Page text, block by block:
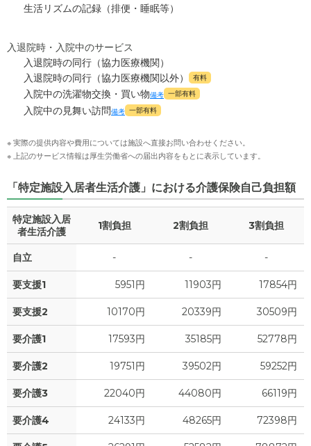
生活リズムの記録（排便・睡眠等）
入退院時・入院中のサービス
入退院時の同行（協力医療機関）
入退院時の同行（協力医療機関以外）
有料
入院中の洗濯物交換・買い物備考 一部有料
入院中の見舞い訪問備考 一部有料
※ 実際の提供内容や費用については施設へ直接お問い合わせください。
※ 上記のサービス情報は厚生労働省への届出内容をもとに表示しています。
「特定施設入居者生活介護」における介護保険自己負担額
特定施設入居
者生活介護
1割負担 2割負担 3割負担
自立 - - -
要支援1 5951円 11903円 17854円
要支援2 10170円 20339円 30509円
要介護1 17593円 35185円 52778円
要介護2 19751円 39502円 59252円
要介護3 22040円 44080円 66119円
要介護4 24133円 48265円 72398円